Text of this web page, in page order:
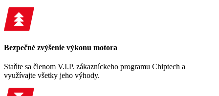
Bezpečné zvýšenie výkonu motora
Staňte sa členom V.I.P. zákazníckeho programu Chiptech a
využívajte všetky jeho výhody.